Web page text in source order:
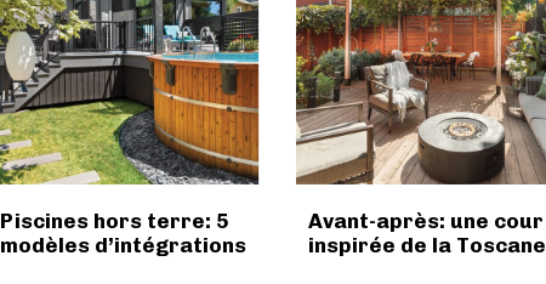
Piscines hors terre: 5
modèles d’intégrations
Avant-après: une cour
inspirée de la Toscane